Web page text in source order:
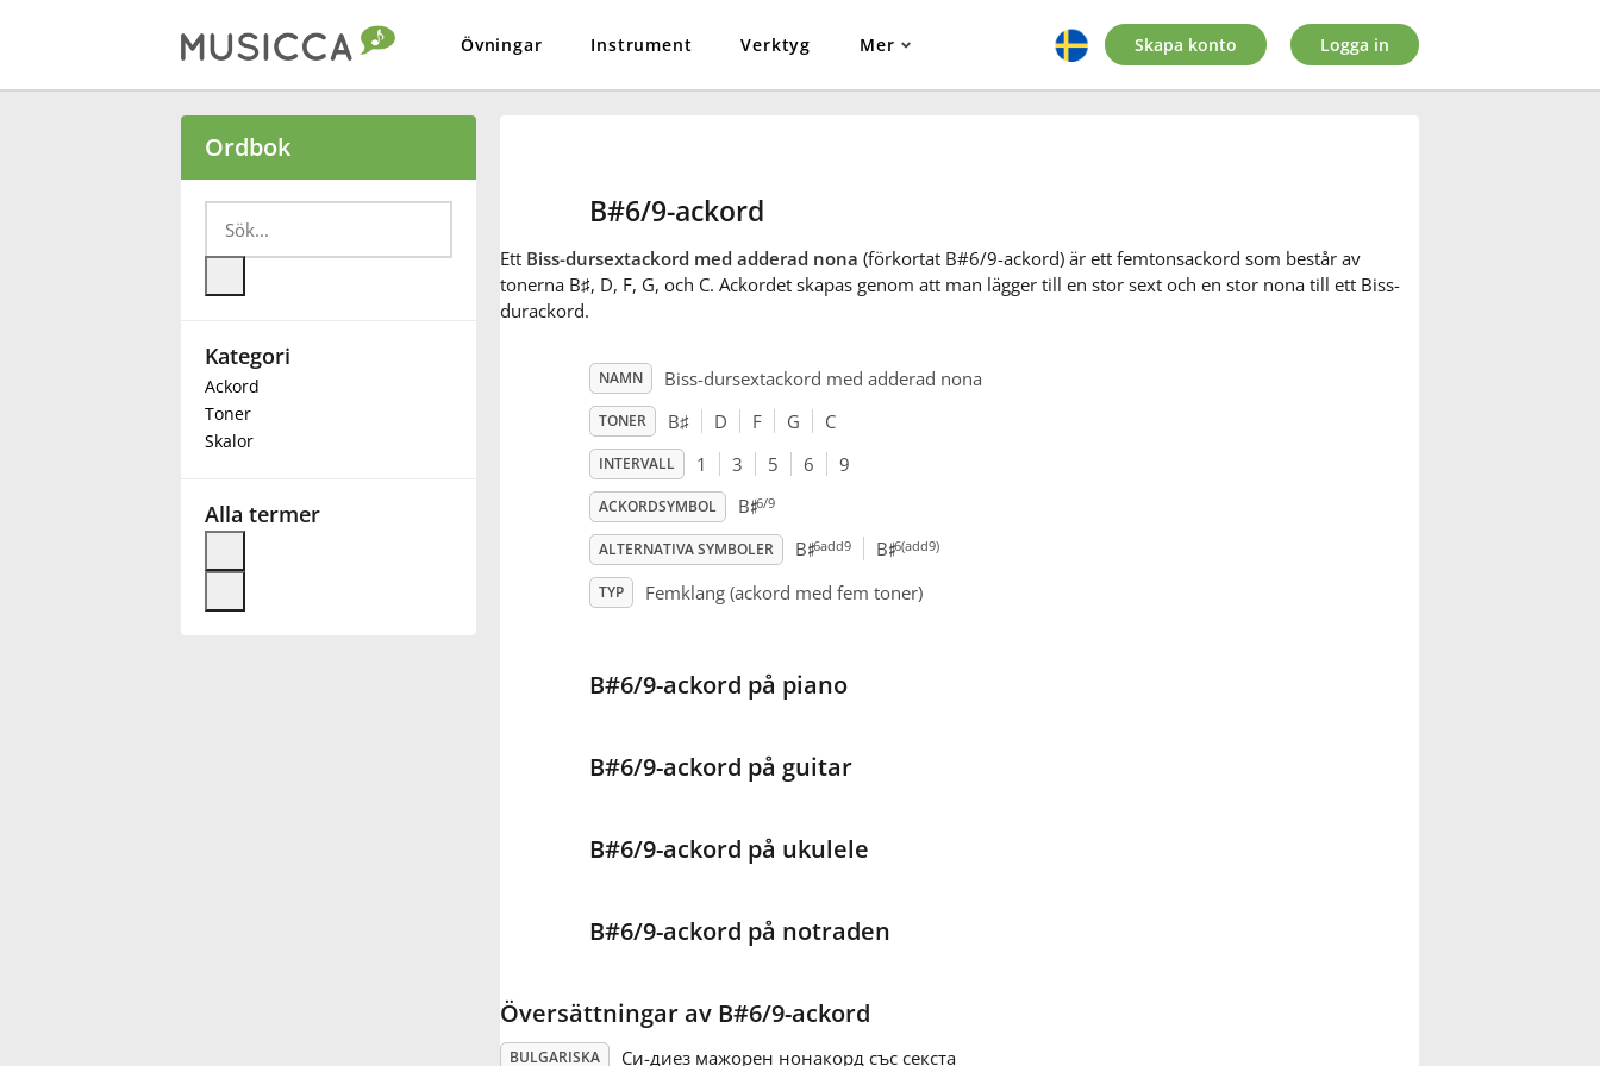
Övningar Instrument Verktyg Mer
Български
Deutsch
Français
Skapa konto Logga in
Ordbok
Kategori
Ackord
Toner
Skalor
Alla termer
B#6/9-ackord
Ett Biss-dursextackord med adderad nona (förkortat B#6/9-ackord) är ett femtonsackord som består av
tonerna B♯, D, F, G, och C. Ackordet skapas genom att man lägger till en stor sext och en stor nona till ett Biss-
durackord.
NAMN Biss-dursextackord med adderad nona
TONER B♯ D F G C
INTERVALL 1 3 5 6 9
ACKORDSYMBOL B♯6/9
ALTERNATIVA SYMBOLER B♯6add9 B♯6(add9)
TYP Femklang (ackord med fem toner)
B#6/9-ackord på piano
B#6/9-ackord på guitar
B#6/9-ackord på ukulele
B#6/9-ackord på notraden
Översättningar av B#6/9-ackord
BULGARISKA Си-диез мажорен нонакорд със секста